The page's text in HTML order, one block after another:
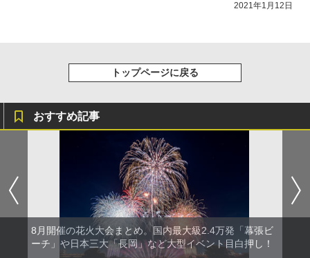
2021年1月12日
トップページに戻る
おすすめ記事
8月開催の花火大会まとめ。国内最大級2.4万発「幕張ビ
ーチ」や日本三大「長岡」など大型イベント目白押し！